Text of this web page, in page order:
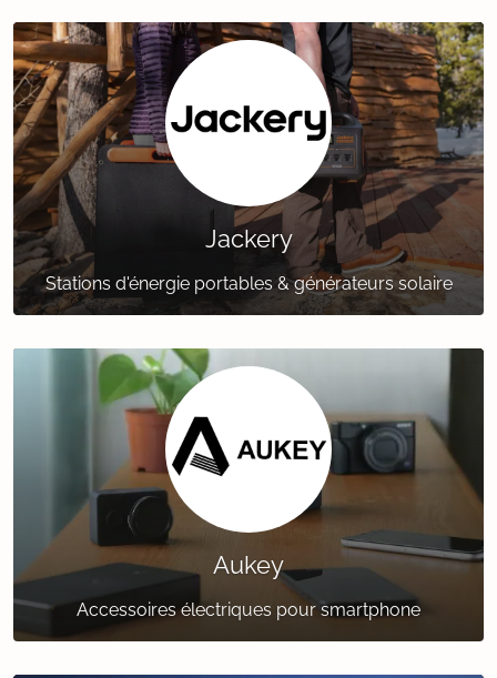
Jackery
Stations d'énergie portables & générateurs solaire
Aukey
Accessoires électriques pour smartphone